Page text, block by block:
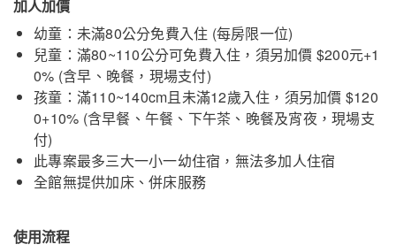
加人加價
幼童：未滿80公分免費入住 (每房限一位)
兒童：滿80~110公分可免費入住，須另加價 $200元+1
0% (含早、晚餐，現場支付)
孩童：滿110~140cm且未滿12歲入住，須另加價 $120
0+10% (含早餐、午餐、下午茶、晚餐及宵夜，現場支
付)
此專案最多三大一小一幼住宿，無法多加人住宿
全館無提供加床、併床服務
使用流程